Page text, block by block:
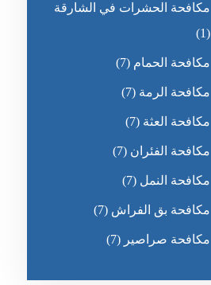
مكافحة الحشرات في الشارقة
(1)
مكافحة الحمام (7)
مكافحة الرمة (7)
مكافحة العثة (7)
مكافحة الفئران (7)
مكافحة النمل (7)
مكافحة بق الفراش (7)
مكافحة صراصير (7)